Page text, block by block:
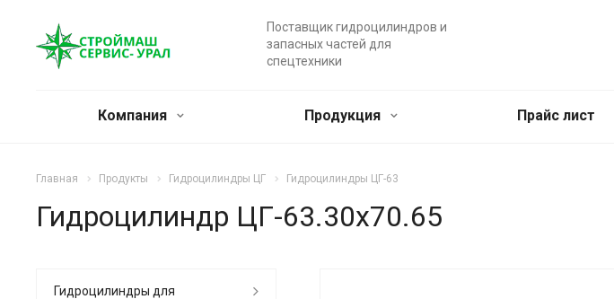
Поставщик гидроцилиндров и
запасных частей для
спецтехники
Компания Продукция Прайс лист
Главная Продукты Гидроцилиндры ЦГ Гидроцилиндры ЦГ-63
Гидроцилиндр ЦГ-63.30х70.65
Гидроцилиндры для